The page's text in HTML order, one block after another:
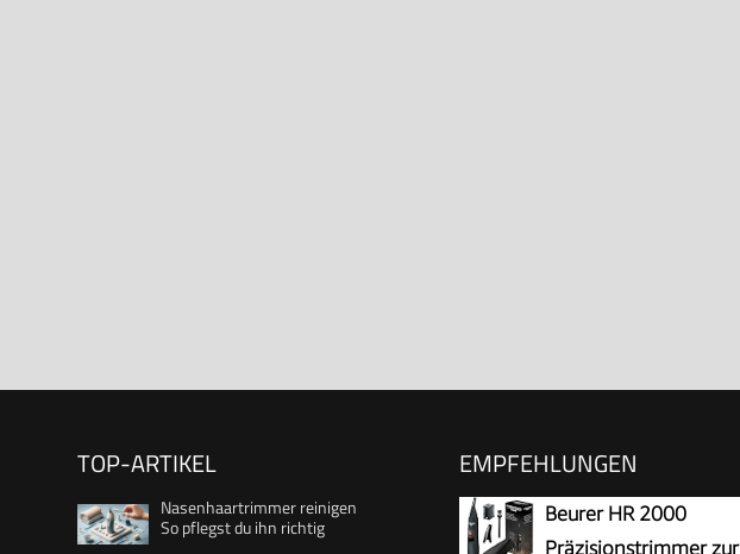
TOP-ARTIKEL
Nasenhaartrimmer reinigen
So pflegst du ihn richtig
EMPFEHLUNGEN
Beurer HR 2000
Präzisionstrimmer zur